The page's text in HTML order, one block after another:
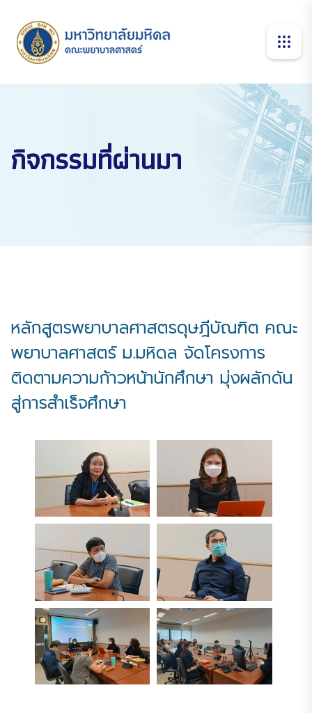
กิจกรรมที่ผ่านมา
หลักสูตรพยาบาลศาสตรดุษฎีบัณฑิต คณะ
พยาบาลศาสตร์ ม.มหิดล จัดโครงการ
ติดตามความก้าวหน้านักศึกษา มุ่งผลักดัน
สู่การสำเร็จศึกษา